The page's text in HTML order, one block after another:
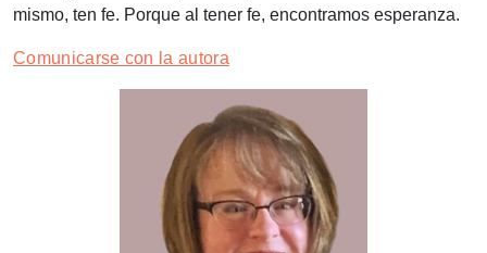
mismo, ten fe. Porque al tener fe, encontramos esperanza.
Comunicarse con la autora